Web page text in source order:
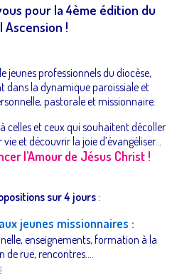
pour la 4ème édition du
Ascension !
jeunes professionnels du diocèse,
dans la dynamique paroissiale et
pastorale et missionnaire.
celles et ceux qui souhaitent décoller
et découvrir la joie d’évangéliser...
l’Amour de Jésus Christ !
sur 4 jours :
jeunes missionnaires :
enseignements, formation à la
de rue, rencontres....